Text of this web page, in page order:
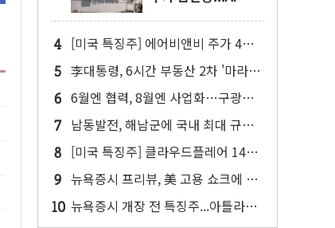
아나
[미국 특징주] 에어비앤비 주가 4년
만에 최고...연간 매출 상향에 투자자
반색
李대통령, 6시간 부동산 2차 '마라톤'
회의…"전폭적 공급 확대·속도전 총
력"
6월엔 협력, 8월엔 사업화…구광모·
젠슨 황 두 번째 담판
남동발전, 해남군에 국내 최대 규모
400MW 태양광 착공…여의도 1.6배
규모
[미국 특징주] 클라우드플레어 14%
급등해 신고점...AI 지출 확대에 전망
상향
뉴욕증시 프리뷰, 美 고용 쇼크에 금
리 인상 우려 후퇴…나스닥 선물 1%
대 상승
뉴욕증시 개장 전 특징주...아틀라시
안·클라우드플레어·태양광주↑ VS